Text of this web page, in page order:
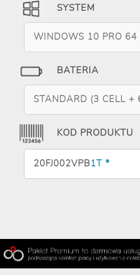
SYSTEM
WINDOWS 10 PRO 64
BATERIA
STANDARD (3 CELL +
KOD PRODUKTU
20FJ002VPB1T *